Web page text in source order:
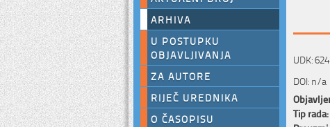
ARHIVA
U POSTUPKU
OBJAVLJIVANJA
ZA AUTORE
RIJEČ UREDNIKA
O ČASOPISU
UDK:
DOI: n/a
Tip rada: